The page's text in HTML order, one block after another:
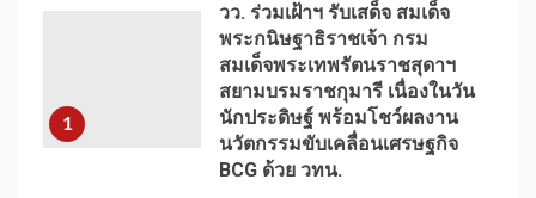
1
วว. ร่วมเฝ้าฯ รับเสด็จ สมเด็จ
พระกนิษฐาธิราชเจ้า กรม
สมเด็จพระเทพรัตนราชสุดาฯ
สยามบรมราชกุมารี เนื่องในวัน
นักประดิษฐ์ พร้อมโชว์ผลงาน
นวัตกรรมขับเคลื่อนเศรษฐกิจ
BCG ด้วย วทน.